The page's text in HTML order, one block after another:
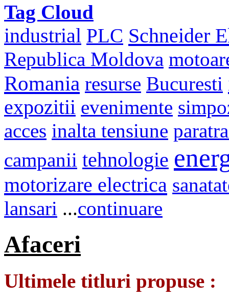
Tag Cloud
industrial PLC Schneider
Republica Moldova
Romania resurse Bucuresti
expozitii evenimente
acces inalta tensiune
campanii tehnologie
motorizare electrica
lansari ...continuare
Afaceri
Ultimele titluri propuse :